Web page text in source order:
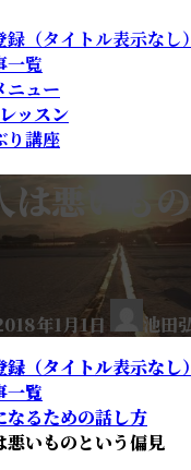
（タイトル表示なし）
一覧
ニュー
ッスン
り講座
は悪いも
年1月1日
池田
（タイトル表示なし）
一覧
なるための話し方
悪いものという偏見